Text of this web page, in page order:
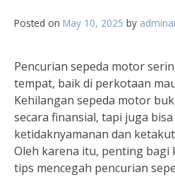
Posted on May 10, 2025 by
Pencurian sepeda motor
tempat, baik di perkotaan
Kehilangan sepeda motor
secara finansial, tapi juga
ketidaknyamanan dan
Oleh karena itu, penting
tips mencegah pencurian